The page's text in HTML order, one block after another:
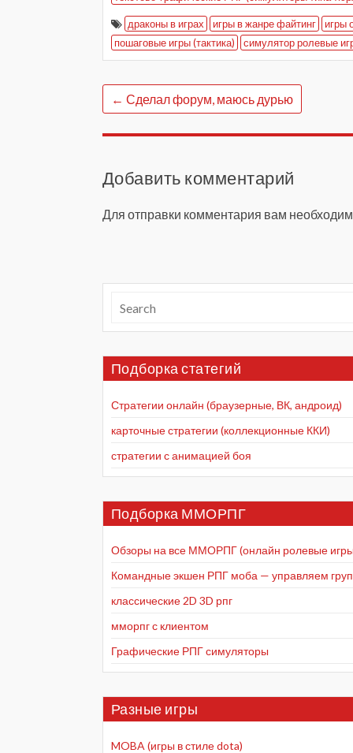
драконы в играх игры в жанре файтинг
игры
пошаговые игры (тактика)
симулятор ролевые
← Сделал форум, маюсь дурью
Добавить комментарий
Для отправки комментария вам
Подборка статегий
Стратегии онлайн (браузерные, ВК, андроид)
карточные стратегии (коллекционные ККИ)
стратегии с анимацией боя
Подборка ММОРПГ
Обзоры на все ММОРПГ (онлайн ролевые
Командные экшен РПГ моба — управляем
классические 2D 3D рпг
мморпг с клиентом
Графические РПГ симуляторы
Разные игры
MOBA (игры в стиле dota)